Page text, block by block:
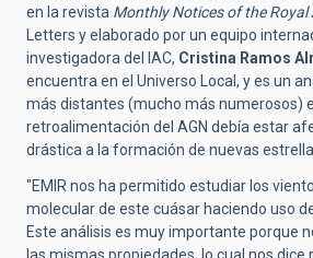
en la revista Monthly Notices of the
Letters y elaborado por un equipo
investigadora del IAC, Cristina Ramos
encuentra en el Universo Local, y es un
más distantes (mucho más numerosos)
retroalimentación del AGN debía estar
drástica a la formación de nuevas
"EMIR nos ha permitido estudiar los
molecular de este cuásar haciendo uso
Este análisis es muy importante porque